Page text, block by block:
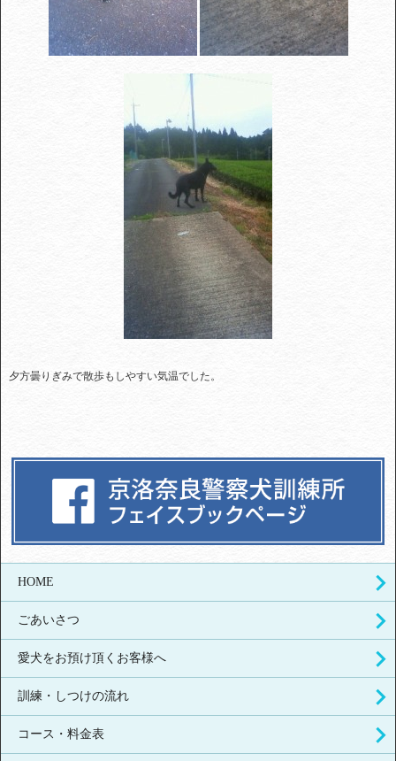
夕方曇りぎみで散歩もしやすい気温でした。
HOME
ごあいさつ
愛犬をお預け頂くお客様へ
訓練・しつけの流れ
コース・料金表